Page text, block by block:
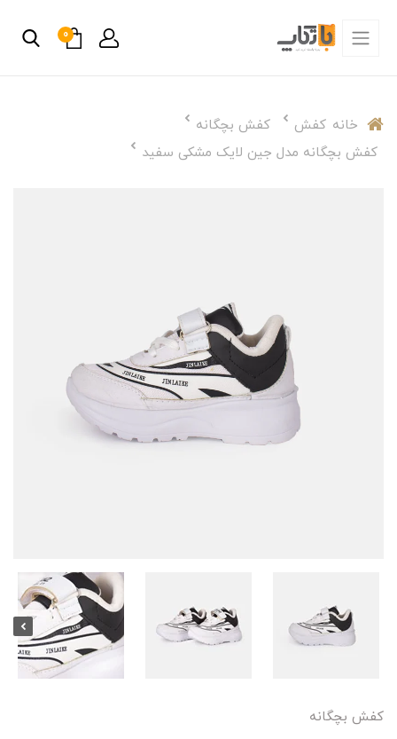
0
خانه کفش
کفش بچگانه
کفش بچگانه مدل جین لایک مشکی سفید
کفش بچگانه